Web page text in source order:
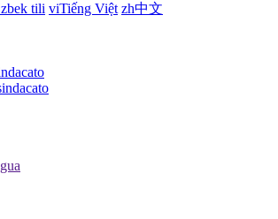
tili viTiếng Việt zh中文